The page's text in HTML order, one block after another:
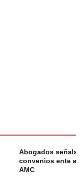
Abogados
convenios ente
AMC